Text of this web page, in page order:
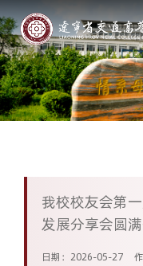
我校校友会第
发展分享会圆
日期：2026-05-27